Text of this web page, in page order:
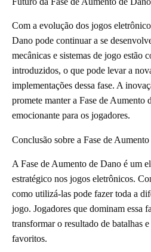
Com a evolução dos jogos
Dano pode continuar a se
mecânicas e sistemas de jogo estão
introduzidos, o que pode levar a
implementações dessa fase. A
promete manter a Fase de Aumento
emocionante para os jogadores.
Conclusão sobre a Fase de
A Fase de Aumento de Dano é um
estratégico nos jogos eletrônicos.
como utilizá-las pode fazer toda a
jogo. Jogadores que dominam essa
transformar o resultado de batalhas
favoritos.